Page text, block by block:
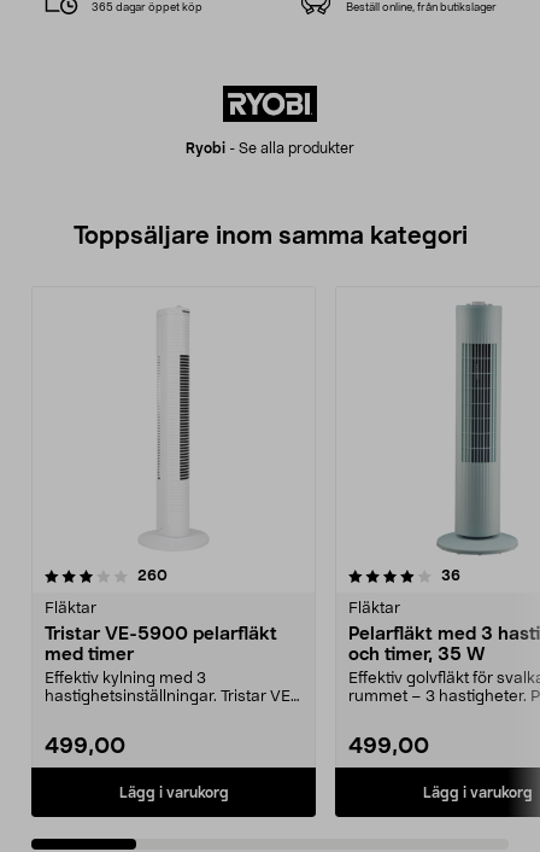
Ryobi - Se alla produkter
365 dagar öppet köp Beställ online, från butikslager
Toppsäljare inom samma kategori
260recensioner
Fläktar
Tristar VE-5900 pelarfläkt
med timer
Effektiv kylning med 3
hastighetsinställningar. Tristar VE-
499,00
Lägg i varukorg
4.0 av 5 stjärnor 36recensioner
Fläktar
Pelarfläkt med 3
och timer, 35 W
Effektiv golvfläkt för
rummet – 3 hastigheter.
499,00
Lägg i varukorg
3.0 av 5 stjärnor